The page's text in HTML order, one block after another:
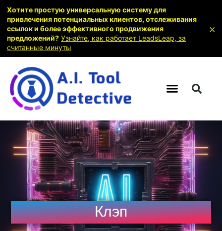
Клэп
Хотите простую универсальную систему для
привлечения потенциальных клиентов, отслеживания
ссылок и более эффективного продвижения
предложений? Узнайте, как работает LeadsLeap, за
считанные минуты
×